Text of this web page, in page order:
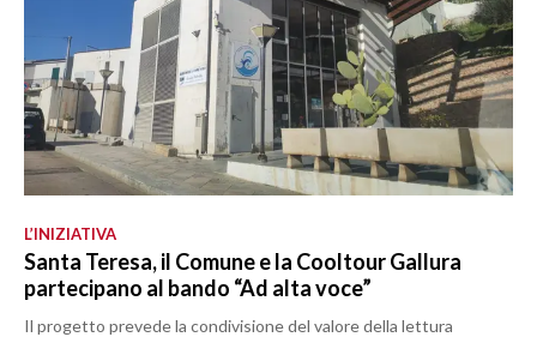
L’INIZIATIVA
Santa Teresa, il Comune e la Cooltour Gallura
partecipano al bando “Ad alta voce”
Il progetto prevede la condivisione del valore della lettura